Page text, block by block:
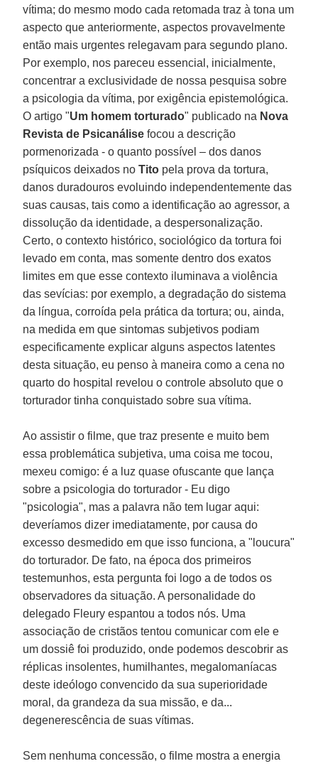
vítima; do mesmo modo cada retomada traz à tona um
aspecto que anteriormente, aspectos provavelmente
então mais urgentes relegavam para segundo plano.
Por exemplo, nos pareceu essencial, inicialmente,
concentrar a exclusividade de nossa pesquisa sobre
a psicologia da vítima, por exigência epistemológica.
O artigo "Um homem torturado" publicado na Nova
Revista de Psicanálisefocou a descrição
pormenorizada - o quanto possível – dos danos
psíquicos deixados noTito pela prova da tortura,
danos duradouros evoluindo independentemente das
suas causas, tais como a identificação ao agressor, a
dissolução da identidade, a despersonalização.
Certo, o contexto histórico, sociológico da tortura foi
levado em conta, mas somente dentro dos exatos
limites em que esse contexto iluminava a violência
das sevícias: por exemplo, a degradação do sistema
da língua, corroída pela prática da tortura; ou, ainda,
na medida em que sintomas subjetivos podiam
especificamente explicar alguns aspectos latentes
desta situação, eu penso à maneira como a cena no
quarto do hospital revelou o controle absoluto que o
torturador tinha conquistado sobre sua vítima.
Ao assistir o filme, que traz presente e muito bem
essa problemática subjetiva, uma coisa me tocou,
mexeu comigo: é a luz quase ofuscante que lança
sobre a psicologia do torturador - Eu digo
"psicologia", mas a palavra não tem lugar aqui:
deveríamos dizer imediatamente, por causa do
excesso desmedido em que isso funciona, a "loucura"
do torturador. De fato, na época dos primeiros
testemunhos, esta pergunta foi logo a de todos os
observadores da situação. A personalidade do
delegado Fleury espantou a todos nós. Uma
associação de cristãos tentou comunicar com ele e
um dossiê foi produzido, onde podemos descobrir as
réplicas insolentes, humilhantes, megalomaníacas
deste ideólogo convencido da sua superioridade
moral, da grandeza da sua missão, e da...
degenerescência de suas vítimas.
Sem nenhuma concessão, o filme mostra a energia